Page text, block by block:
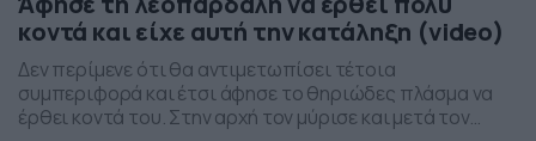
κοντά και είχε αυτή την κατάληξη (video)
Δεν περίμενε ότι θα αντιμετωπίσει τέτοια
συμπεριφορά και έτσι άφησε το θηριώδες πλάσμα να
έρθει κοντά του. Στην αρχή τον μύρισε και μετά τον